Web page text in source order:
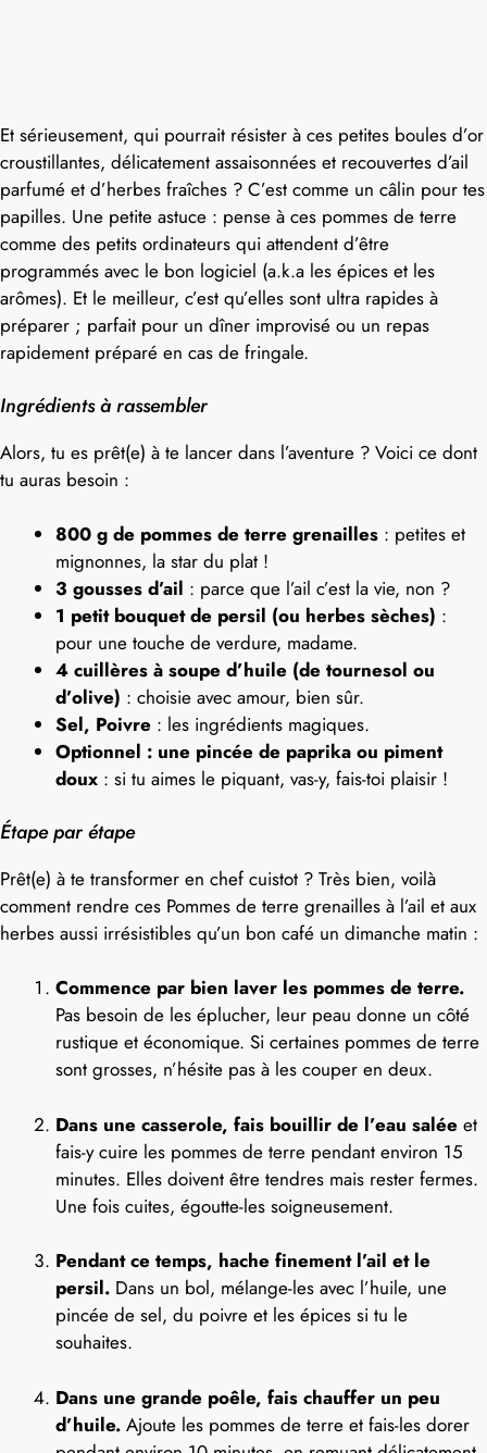
Et sérieusement, qui pourrait résister à ces petites boules d’or
croustillantes, délicatement assaisonnées et recouvertes d’ail
parfumé et d’herbes fraîches ? C’est comme un câlin pour tes
papilles. Une petite astuce : pense à ces pommes de terre
comme des petits ordinateurs qui attendent d’être
programmés avec le bon logiciel (a.k.a les épices et les
arômes). Et le meilleur, c’est qu’elles sont ultra rapides à
préparer ; parfait pour un dîner improvisé ou un repas
rapidement préparé en cas de fringale.
Ingrédients à rassembler
Alors, tu es prêt(e) à te lancer dans l’aventure ? Voici ce dont
tu auras besoin :
800 g de pommes de terre grenailles : petites et
mignonnes, la star du plat !
3 gousses d’ail : parce que l’ail c’est la vie, non ?
1 petit bouquet de persil (ou herbes sèches) :
pour une touche de verdure, madame.
4 cuillères à soupe d’huile (de tournesol ou
d’olive) : choisie avec amour, bien sûr.
Sel, Poivre : les ingrédients magiques.
Optionnel : une pincée de paprika ou piment
doux : si tu aimes le piquant, vas-y, fais-toi plaisir !
Étape par étape
Prêt(e) à te transformer en chef cuistot ? Très bien, voilà
comment rendre ces Pommes de terre grenailles à l’ail et aux
herbes aussi irrésistibles qu’un bon café un dimanche matin :
Commence par bien laver les pommes de terre.
Pas besoin de les éplucher, leur peau donne un côté
rustique et économique. Si certaines pommes de terre
sont grosses, n’hésite pas à les couper en deux.
Dans une casserole, fais bouillir de l’eau salée et
fais-y cuire les pommes de terre pendant environ 15
minutes. Elles doivent être tendres mais rester fermes.
Une fois cuites, égoutte-les soigneusement.
Pendant ce temps, hache finement l’ail et le
persil. Dans un bol, mélange-les avec l’huile, une
pincée de sel, du poivre et les épices si tu le
souhaites.
Dans une grande poêle, fais chauffer un peu
d’huile. Ajoute les pommes de terre et fais-les dorer